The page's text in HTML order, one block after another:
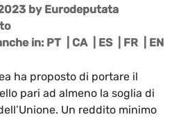
by Eurodeputata
in: PT CA| ES| FR EN
ha proposto di portare il
pari ad almeno la soglia di
Un reddito minimo